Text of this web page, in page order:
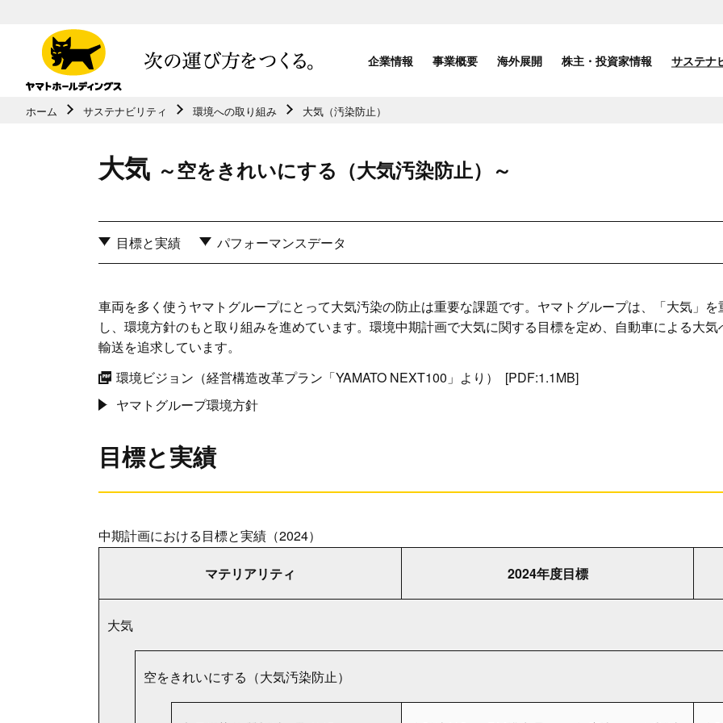
共通メニューに移動
フッターに移動
企業情報 事業概要 海外展開 株主・投資家情報 サステナ
ホーム サステナビリティ 環境への取り組み 大気（汚染防止）
大気 ～空をきれいにする（大気汚染防止）～
目標と実績 パフォーマンスデータ
車両を多く使うヤマトグループにとって大気汚染の防止は重要な課題です。ヤマトグループは、「大気」
し、環境方針のもと取り組みを進めています。環境中期計画で大気に関する目標を定め、自動車による大
輸送を追求しています。
環境ビジョン（経営構造改革プラン「YAMATO NEXT100」より）
[PDF:1.1MB]
ヤマトグループ環境方針
目標と実績
中期計画における目標と実績（2024）
マテリアリティ 2024年度目標
大気
空をきれいにする（大気汚染防止）